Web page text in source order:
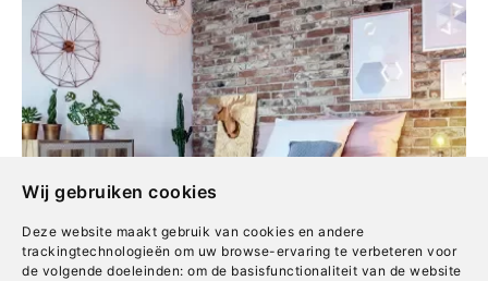
Wij gebruiken cookies
Deze website maakt gebruik van cookies en andere
trackingtechnologieën om uw browse-ervaring te verbeteren voor
de volgende doeleinden: om de basisfunctionaliteit van de website